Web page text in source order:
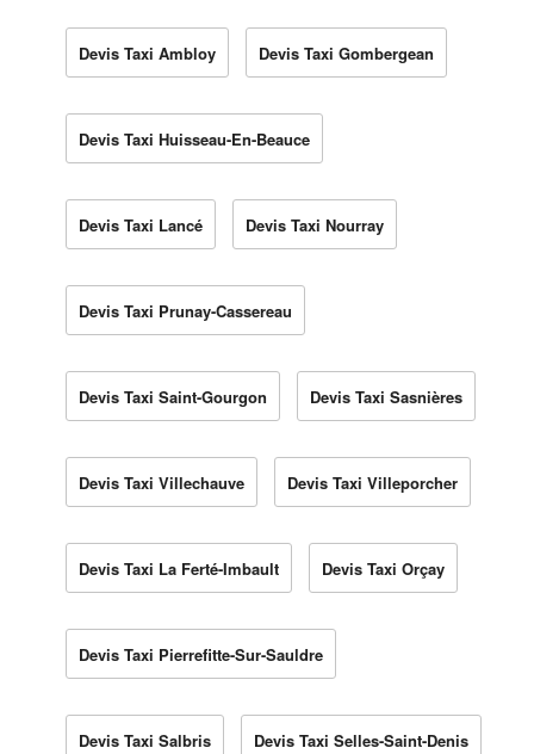
Devis Taxi Ambloy Devis Taxi Gombergean
Devis Taxi Huisseau-En-Beauce
Devis Taxi Lancé Devis Taxi Nourray
Devis Taxi Prunay-Cassereau
Devis Taxi Saint-Gourgon Devis Taxi Sasnières
Devis Taxi Villechauve Devis Taxi Villeporcher
Devis Taxi La Ferté-Imbault Devis Taxi Orçay
Devis Taxi Pierrefitte-Sur-Sauldre
Devis Taxi Salbris Devis Taxi Selles-Saint-Denis